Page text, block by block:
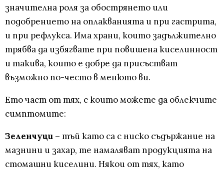
значителна роля за обострянето или
подобрението на оплакванията и при гастрита,
и при рефлукса. Има храни, които задължително
трябва да избягвате при повишена киселинност
и такива, които е добре да присъстват
възможно по-често в менюто ви.
Ето част от тях, с които можете да облекчите
симптомите:
Зеленчуци – тъй като са с ниско съдържание на
мазнини и захар, те намаляват продукцията на
стомашни киселини. Някои от тях, като